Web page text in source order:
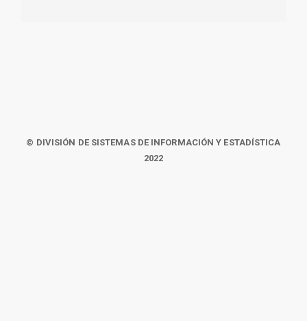
© DIVISIÓN DE SISTEMAS DE INFORMACIÓN Y ESTADÍSTICA
2022